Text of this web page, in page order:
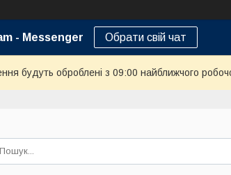
- Messenger Обрати свій чат
будуть оброблені з 09:00 найближчого